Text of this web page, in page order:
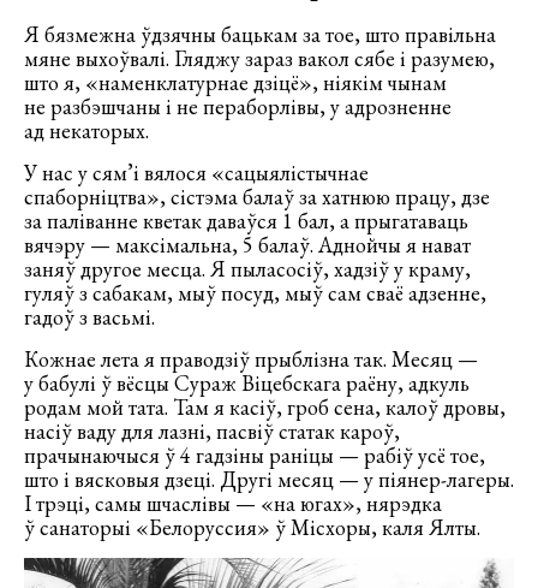
Я бязмежна ўдзячны бацькам за тое, што правільна
мяне выхоўвалі. Гляджу зараз вакол сябе і разумею,
што я, «наменклатурнае дзіцё», ніякім чынам
не разбэшчаны і не пераборлівы, у адрозненне
ад некаторых.
У нас у сям’і вялося «сацыялістычнае
спаборніцтва», сістэма балаў за хатнюю працу, дзе
за паліванне кветак даваўся 1 бал, а прыгатаваць
вячэру — максімальна, 5 балаў. Аднойчы я нават
заняў другое месца. Я пыласосіў, хадзіў у краму,
гуляў з сабакам, мыў посуд, мыў сам сваё адзенне,
гадоў з васьмі.
Кожнае лета я праводзіў прыблізна так. Месяц —
у бабулі ў вёсцы Сураж Віцебскага раёну, адкуль
родам мой тата. Там я касіў, гроб сена, калоў дровы,
насіў ваду для лазні, пасвіў статак кароў,
прачынаючыся ў 4 гадзіны раніцы — рабіў усё тое,
што і вясковыя дзеці. Другі месяц — у піянер-лагеры.
І трэці, самы шчаслівы — «на югах», нярэдка
ў санаторыі «Белоруссия» ў Місхоры, каля Ялты.